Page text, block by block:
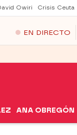
Owiri Crisis Ceuta
EN DIRECTO
ANA OBREGÓN